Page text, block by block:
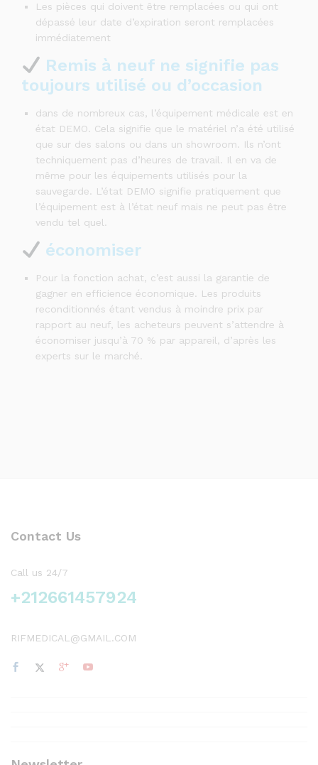
Les pièces qui doivent être remplacées ou qui ont
dépassé leur date d’expiration seront remplacées
immédiatement
Remis à neuf ne signifie pas
toujours utilisé ou d’occasion
dans de nombreux cas, l’équipement médicale est en
état DEMO. Cela signifie que le matériel n’a été utilisé
que sur des salons ou dans un showroom. Ils n’ont
techniquement pas d’heures de travail. Il en va de
même pour les équipements utilisés pour la
sauvegarde. L’état DEMO signifie pratiquement que
l’équipement est à l’état neuf mais ne peut pas être
vendu tel quel.
économiser
Pour la fonction achat, c’est aussi la garantie de
gagner en efficience économique. Les produits
reconditionnés étant vendus à moindre prix par
rapport au neuf, les acheteurs peuvent s’attendre à
économiser jusqu’à 70 % par appareil, d’après les
experts sur le marché.
Contact Us
Call us 24/7
+212661457924
RIFMEDICAL@GMAIL.COM